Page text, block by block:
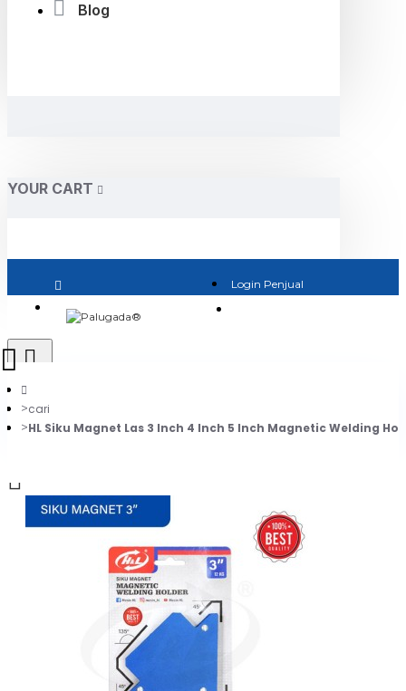
Blog
YOUR CART
Login Penjual
Daftar belanja Anda kosong!
cari
HL Siku Magnet Las 3 Inch 4 Inch 5 Inch Magnetic Welding